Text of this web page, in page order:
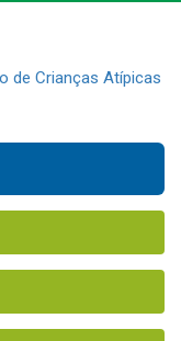
de Crianças Atípicas